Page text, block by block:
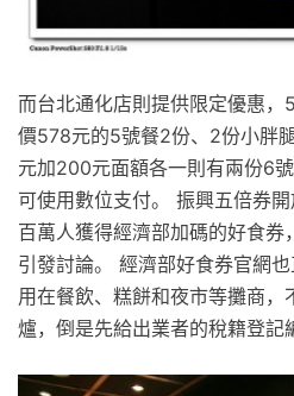
而台北通化店則提供限定優惠
價578元的5號餐2份、2份小胖
元加200元面額各一則有兩份6
可使用數位支付。 振興五倍券
百萬人獲得經濟部加碼的好食券
引發討論。 經濟部好食券官網
用在餐飲、糕餅和夜市等攤商，
爐，倒是先給出業者的稅籍登記